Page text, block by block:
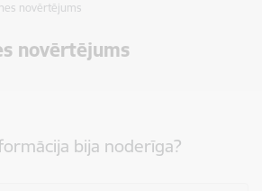
novērtējums
novērtējums
bija noderīga?